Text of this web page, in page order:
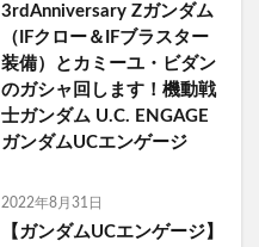
3rdAnniversary Zガンダム
（IFクロー＆IFブラスター
装備）とカミーユ・ビダン
のガシャ回します！機動戦
士ガンダム U.C. ENGAGE
ガンダムUCエンゲージ
2022年8月31日
【ガンダムUCエンゲージ】